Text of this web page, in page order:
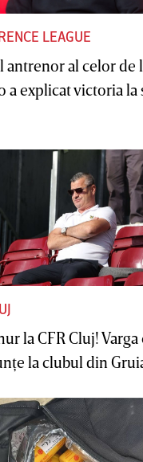
LEAGUE
antrenor al celor de
a explicat victoria la
la CFR Cluj! Varga
la clubul din